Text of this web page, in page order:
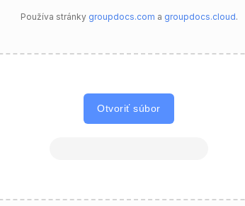
Používa stránky groupdocs.com a groupdocs.cloud.
Otvoriť súbor